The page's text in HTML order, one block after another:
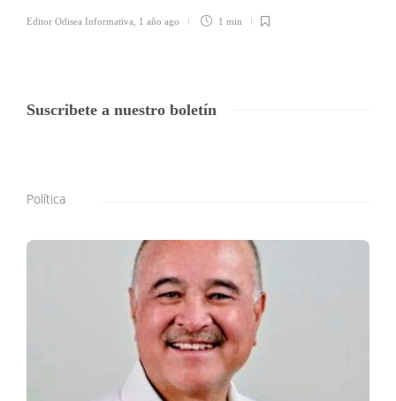
Editor Odisea Informativa 1 año ago 1 min
Suscribete a nuestro boletín
Política